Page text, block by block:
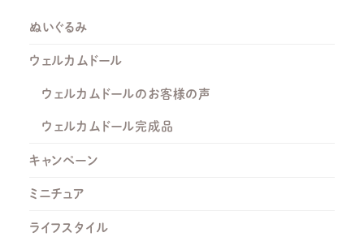
ぬいぐるみ
ウェルカムドール
ウェルカムドールのお客様の声
ウェルカムドール完成品
キャンペーン
ミニチュア
ライフスタイル